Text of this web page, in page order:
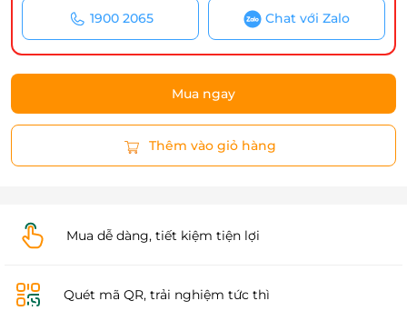
1900 2065 Chat với Zalo
Mua ngay
Thêm vào giỏ hàng
Mua dễ dàng, tiết kiệm tiện lợi
Quét mã QR, trải nghiệm tức thì